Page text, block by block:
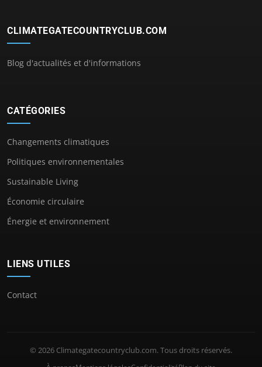
CLIMATEGATECOUNTRYCLUB.COM
Blog d'actualités et d'informations
CATÉGORIES
Changements climatiques
Politiques environnementales
Sustainable Living
Économie circulaire
Énergie et environnement
LIENS UTILES
Contact
© 2026 Climategatecountryclub.com. Tous droits réservés.